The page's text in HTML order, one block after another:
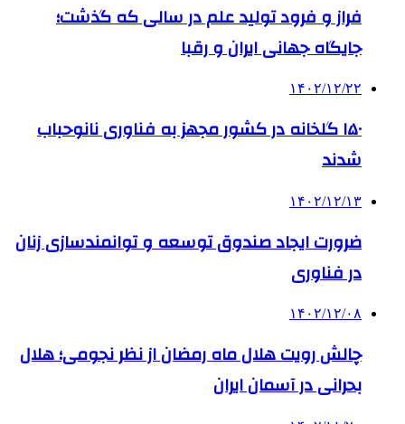
فراز و فرود تولید علم در سالی که گذشت؛
جایگاه جهانی ایران و رقبا
۱۴۰۲/۱۲/۲۲
۱۵۰ گلخانه در کشور مجهز به فناوری نانوحباب
شدند
۱۴۰۲/۱۲/۱۳
ضرورت ایجاد صندوق توسعه و توانمندسازی زنان
در فناوری
۱۴۰۲/۱۲/۰۸
چالش رویت هلال ماه رمضان از نظر نجومی؛ هلال
بحرانی در آسمان ایران